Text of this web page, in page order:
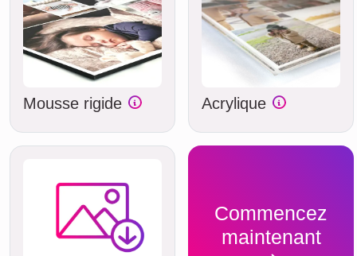
Mousse rigide Acrylique
Commencez
maintenant